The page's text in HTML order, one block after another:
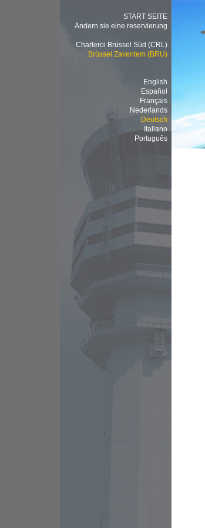
START SEITE
Ändern sie eine reservierung
Charleroi Brüssel Süd (CRL)
Brüssel Zaventem (BRU)
English
Español
Français
Nederlands
Deutsch
Italiano
Português